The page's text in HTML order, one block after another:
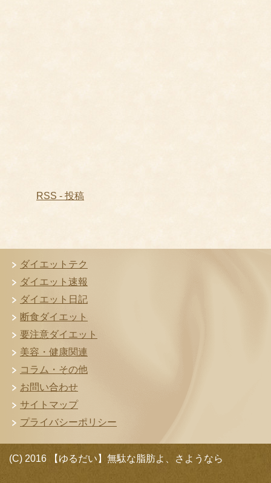
RSS - 投稿
ダイエットテク
ダイエット速報
ダイエット日記
断食ダイエット
要注意ダイエット
美容・健康関連
コラム・その他
お問い合わせ
サイトマップ
プライバシーポリシー
(C) 2016 【ゆるだい】無駄な脂肪よ、さようなら